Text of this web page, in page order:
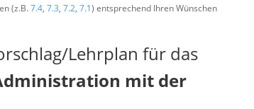
(z.B.7.4, 7.3, 7.2, 7.1) entsprechend Ihren Wünschen
Lehrplan für das
mit der